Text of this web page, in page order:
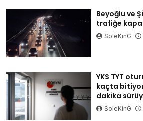
Beyoğlu ve
trafiğe
SoleKinG
YKS TYT
kaçta
dakika
SoleKinG